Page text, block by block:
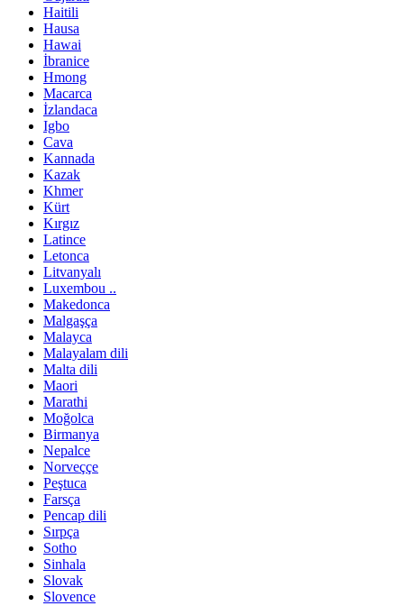
Haitili
Hausa
Hawai
İbranice
Hmong
Macarca
İzlandaca
Igbo
Cava
Kannada
Kazak
Khmer
Kürt
Kırgız
Latince
Letonca
Litvanyalı
Luxembou ..
Makedonca
Malgaşça
Malayca
Malayalam dili
Malta dili
Maori
Marathi
Moğolca
Birmanya
Nepalce
Norveççe
Peştuca
Farsça
Pencap dili
Sırpça
Sotho
Sinhala
Slovak
Slovence